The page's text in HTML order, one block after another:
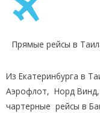
Прямые рейсы в
Из Екатеринбурга в
Аэрофлот, Норд
чартерные рейсы в